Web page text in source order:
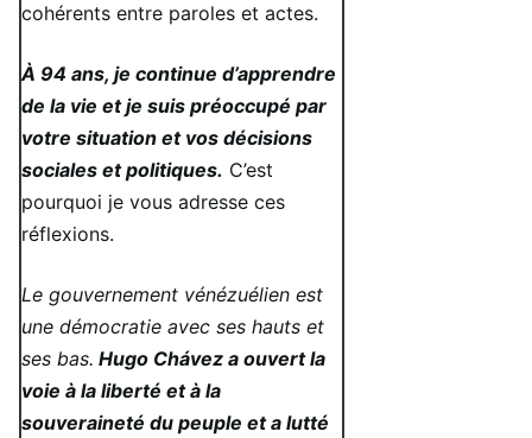
cohérents entre paroles et actes.
À 94 ans, je continue d’apprendre
de la vie et je suis préoccupé par
votre situation et vos décisions
sociales et politiques. C’est
pourquoi je vous adresse ces
réflexions.
Le gouvernement vénézuélien est
une démocratie avec ses hauts et
ses bas. Hugo Chávez a ouvert la
voie à la liberté et à la
souveraineté du peuple et a lutté